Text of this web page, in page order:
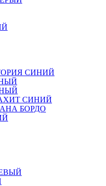
СИНИЙ
СИНИЙ
БОРДО